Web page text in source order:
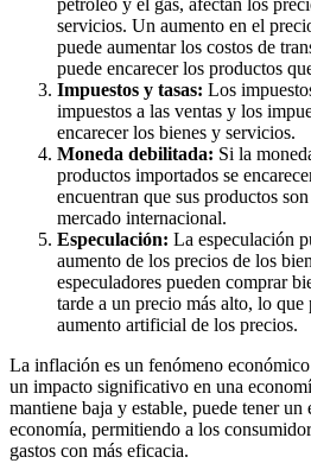
petróleo y el gas, afectan los
servicios. Un aumento en el
puede aumentar los costos de
puede encarecer los productos
Impuestos y tasas: Los
impuestos a las ventas y los
encarecer los bienes y servicios.
Moneda debilitada: Si la
productos importados se
encuentran que sus productos
mercado internacional.
Especulación: La especulación
aumento de los precios de los
especuladores pueden comprar
tarde a un precio más alto, lo que
aumento artificial de los precios.
La inflación es un fenómeno
un impacto significativo en una
mantiene baja y estable, puede tener
economía, permitiendo a los
gastos con más eficacia.